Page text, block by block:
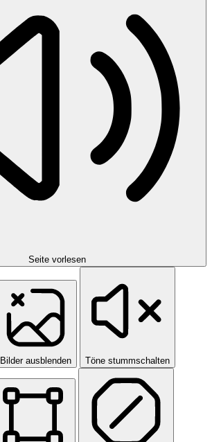
Seite vorlesen
Bilder ausblenden Töne stummschalten